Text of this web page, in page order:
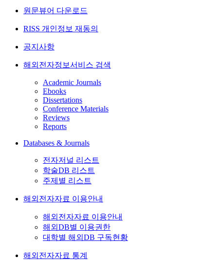
원문뷰어 다운로드
RISS 개인정보 재동의
공지사항
해외전자정보서비스 검색
Academic Journals
Ebooks
Dissertations
Conference Materials
Reviews
Reports
Databases & Journals
전자저널 리스트
학술DB 리스트
주제별 리스트
해외전자자료 이용안내
해외전자자료 이용안내
해외DB별 이용권한
대학별 해외DB 구독현황
해외전자자료 통계